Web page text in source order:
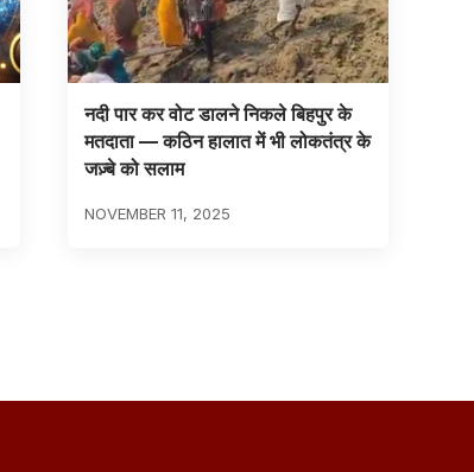
नदी पार कर वोट डालने निकले बिहपुर के
मतदाता — कठिन हालात में भी लोकतंत्र के
जज़्बे को सलाम
NOVEMBER 11, 2025